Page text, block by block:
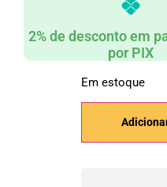
2% de desconto em
por PIX
Em estoque